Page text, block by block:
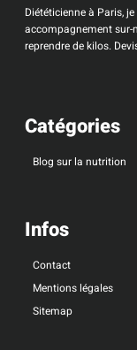
Diététicienne à Paris,
accompagnement sur-
reprendre de kilos.
Catégories
Blog sur la nutrition
Infos
Contact
Mentions légales
Sitemap